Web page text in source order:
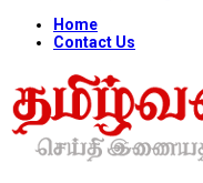
Home
Contact Us